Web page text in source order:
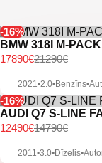
Sporta multistūŗe
VW multimedia/
Atpakaļskata kamera.
Priekšējie un
Automātiskās
Bi-Xenon lukturi ar
Miglas lukturi.
Vieglmetāla diski.
U.C. ekstras.
-16%
BMW 318I M-PACK
21290€
17890€
2021•2.0•Benzīns•
-16%
AUDI Q7 S-LINE
14790€
12490€
2011•3.0•Dīzelis•